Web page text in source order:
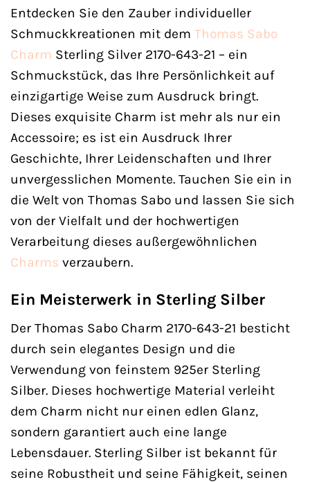
Entdecken Sie den Zauber individueller
Schmuckkreationen mit dem Thomas Sabo
Charm Sterling Silver 2170-643-21 – ein
Schmuckstück, das Ihre Persönlichkeit auf
einzigartige Weise zum Ausdruck bringt.
Dieses exquisite Charm ist mehr als nur ein
Accessoire; es ist ein Ausdruck Ihrer
Geschichte, Ihrer Leidenschaften und Ihrer
unvergesslichen Momente. Tauchen Sie ein in
die Welt von Thomas Sabo und lassen Sie sich
von der Vielfalt und der hochwertigen
Verarbeitung dieses außergewöhnlichen
Charms verzaubern.
Ein Meisterwerk in Sterling Silber
Der Thomas Sabo Charm 2170-643-21 besticht
durch sein elegantes Design und die
Verwendung von feinstem 925er Sterling
Silber. Dieses hochwertige Material verleiht
dem Charm nicht nur einen edlen Glanz,
sondern garantiert auch eine lange
Lebensdauer. Sterling Silber ist bekannt für
seine Robustheit und seine Fähigkeit, seinen